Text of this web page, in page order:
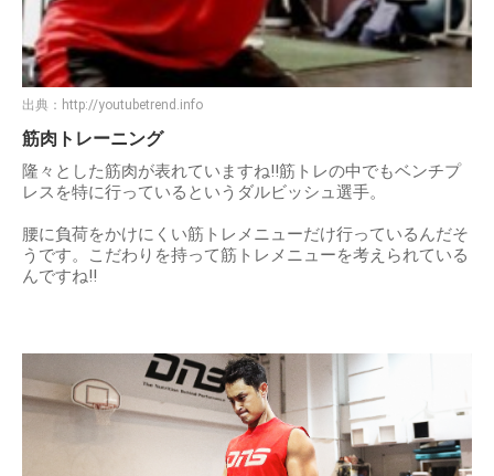
出典： http://youtubetrend.info
筋肉トレーニング
隆々とした筋肉が表れていますね!!筋トレの中でもベンチプ
レスを特に行っているというダルビッシュ選手。
腰に負荷をかけにくい筋トレメニューだけ行っているんだそ
うです。こだわりを持って筋トレメニューを考えられている
んですね!!